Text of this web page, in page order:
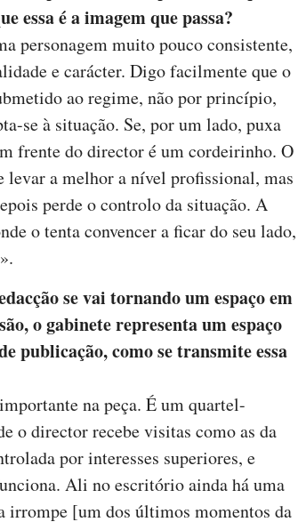
essa é a imagem que passa?
personagem muito pouco consistente,
e carácter. Digo facilmente que o
ao regime, não por princípio,
se à situação. Se, por um lado, puxa
frente do director é um cordeirinho. O
levar a melhor a nível profissional, mas
perde o controlo da situação. A
o tenta convencer a ficar do seu lado,
se vai tornando um espaço em
o gabinete representa um espaço
publicação, como se transmite essa
na peça. É um quartel-
o director recebe visitas como as da
por interesses superiores, e
Ali no escritório ainda há uma
irrompe [um dos últimos momentos da